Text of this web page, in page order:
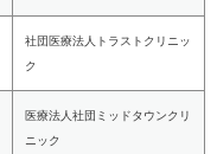
社団医療法人トラストクリニッ
ク
医療法人社団ミッドタウンクリ
ニック